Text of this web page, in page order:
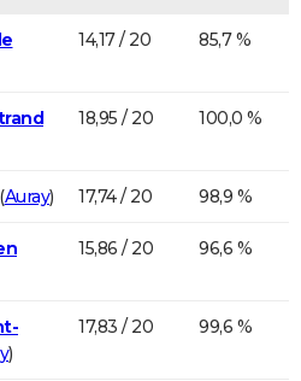
14,17 / 20 85,7 %
18,95 / 20 100,0 %
(Auray) 17,74 / 20 98,9 %
15,86 / 20 96,6 %
)
17,83 / 20 99,6 %